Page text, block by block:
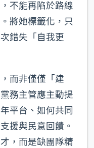
不能再陷於路線
將她標籤化，只
錯失「自我更
而非僅僅「建
務主管應主動提
平台、如何共同
援與民意回饋。
，而是缺團隊精